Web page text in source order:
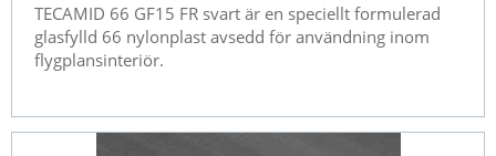
TECAMID 66 GF15 FR svart är en speciellt formulerad
glasfylld 66 nylonplast avsedd för användning inom
flygplansinteriör.